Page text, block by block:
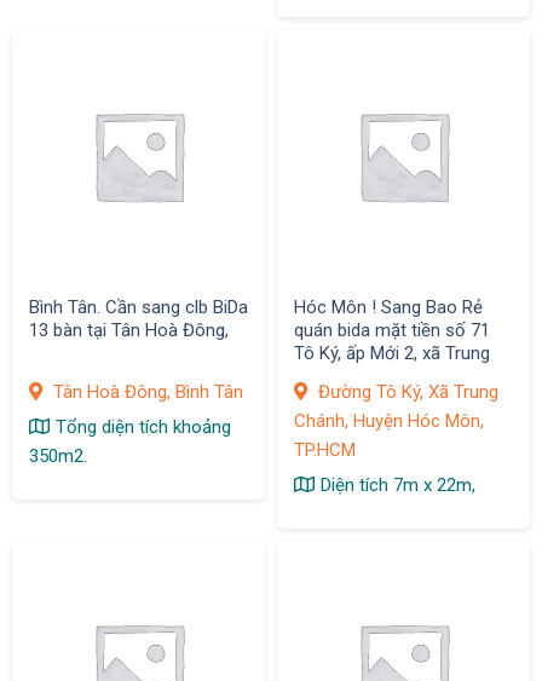
Bình Tân. Cần sang clb BiDa
13 bàn tại Tân Hoà Đông,
Tân Hoà Đông, Bình Tân
Tổng diện tích khoảng
350m2.
Hóc Môn ! Sang Bao Rẻ
quán bida mặt tiền số 71
Tô Ký, ấp Mới 2, xã Trung
Đường Tô Ký, Xã Trung
Chánh, Huyện Hóc Môn,
TP.HCM
Diện tích 7m x 22m,